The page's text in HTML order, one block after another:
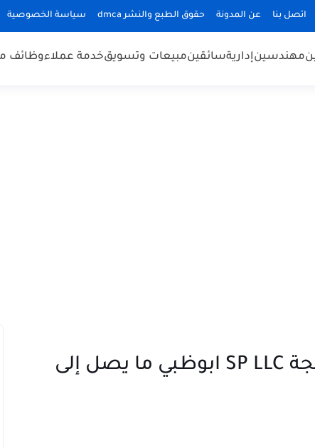
اتصل بنا عن المدونة حقوق الطبع والنشر dmca سياسة الخصوصية
مهندسينإداريةسائقينمبيعات وتسويقخدمة عملاءوظائف
محاسب عام أعمال العزل المدمجة SP LLC ابوظبي ما يصل إلى